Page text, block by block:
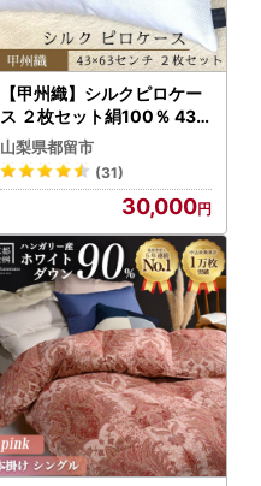
【甲州織】シルクピロケー
ス ２枚セット絹100％ 43c
m×63cm まくらカバー
山梨県都留市
(31)
30,000